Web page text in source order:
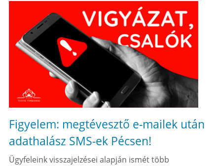
Figyelem: megtévesztő e-mailek után
adathalász SMS-ek Pécsen!
Ügyfeleink visszajelzései alapján ismét több